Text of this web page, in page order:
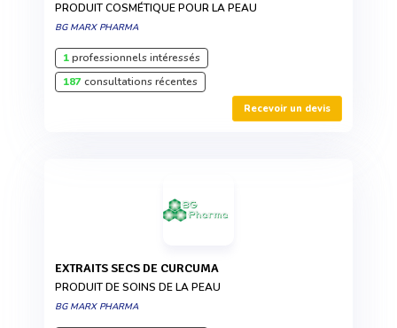
PRODUIT COSMÉTIQUE POUR LA PEAU
BG MARX PHARMA
1professionnels intéressés
187consultations récentes
Recevoir un devis
EXTRAITS SECS DE CURCUMA
PRODUIT DE SOINS DE LA PEAU
BG MARX PHARMA